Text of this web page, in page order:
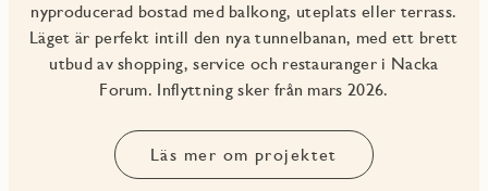
nyproducerad bostad med balkong, uteplats eller terrass.
Läget är perfekt intill den nya tunnelbanan, med ett brett
utbud av shopping, service och restauranger i Nacka
Forum. Inflyttning sker från mars 2026.
Läs mer om projektet